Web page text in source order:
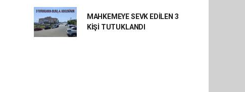
MAHKEMEYE SEVK EDİLEN 3
KİŞİ TUTUKLANDI